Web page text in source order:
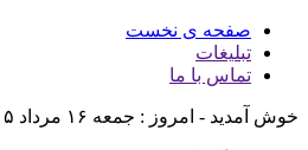
صفحه ی نخست
تبلیغات
تماس با ما
خوش آمدید - امروز : جمعه ۱۶ مرداد ۱۴۰۵